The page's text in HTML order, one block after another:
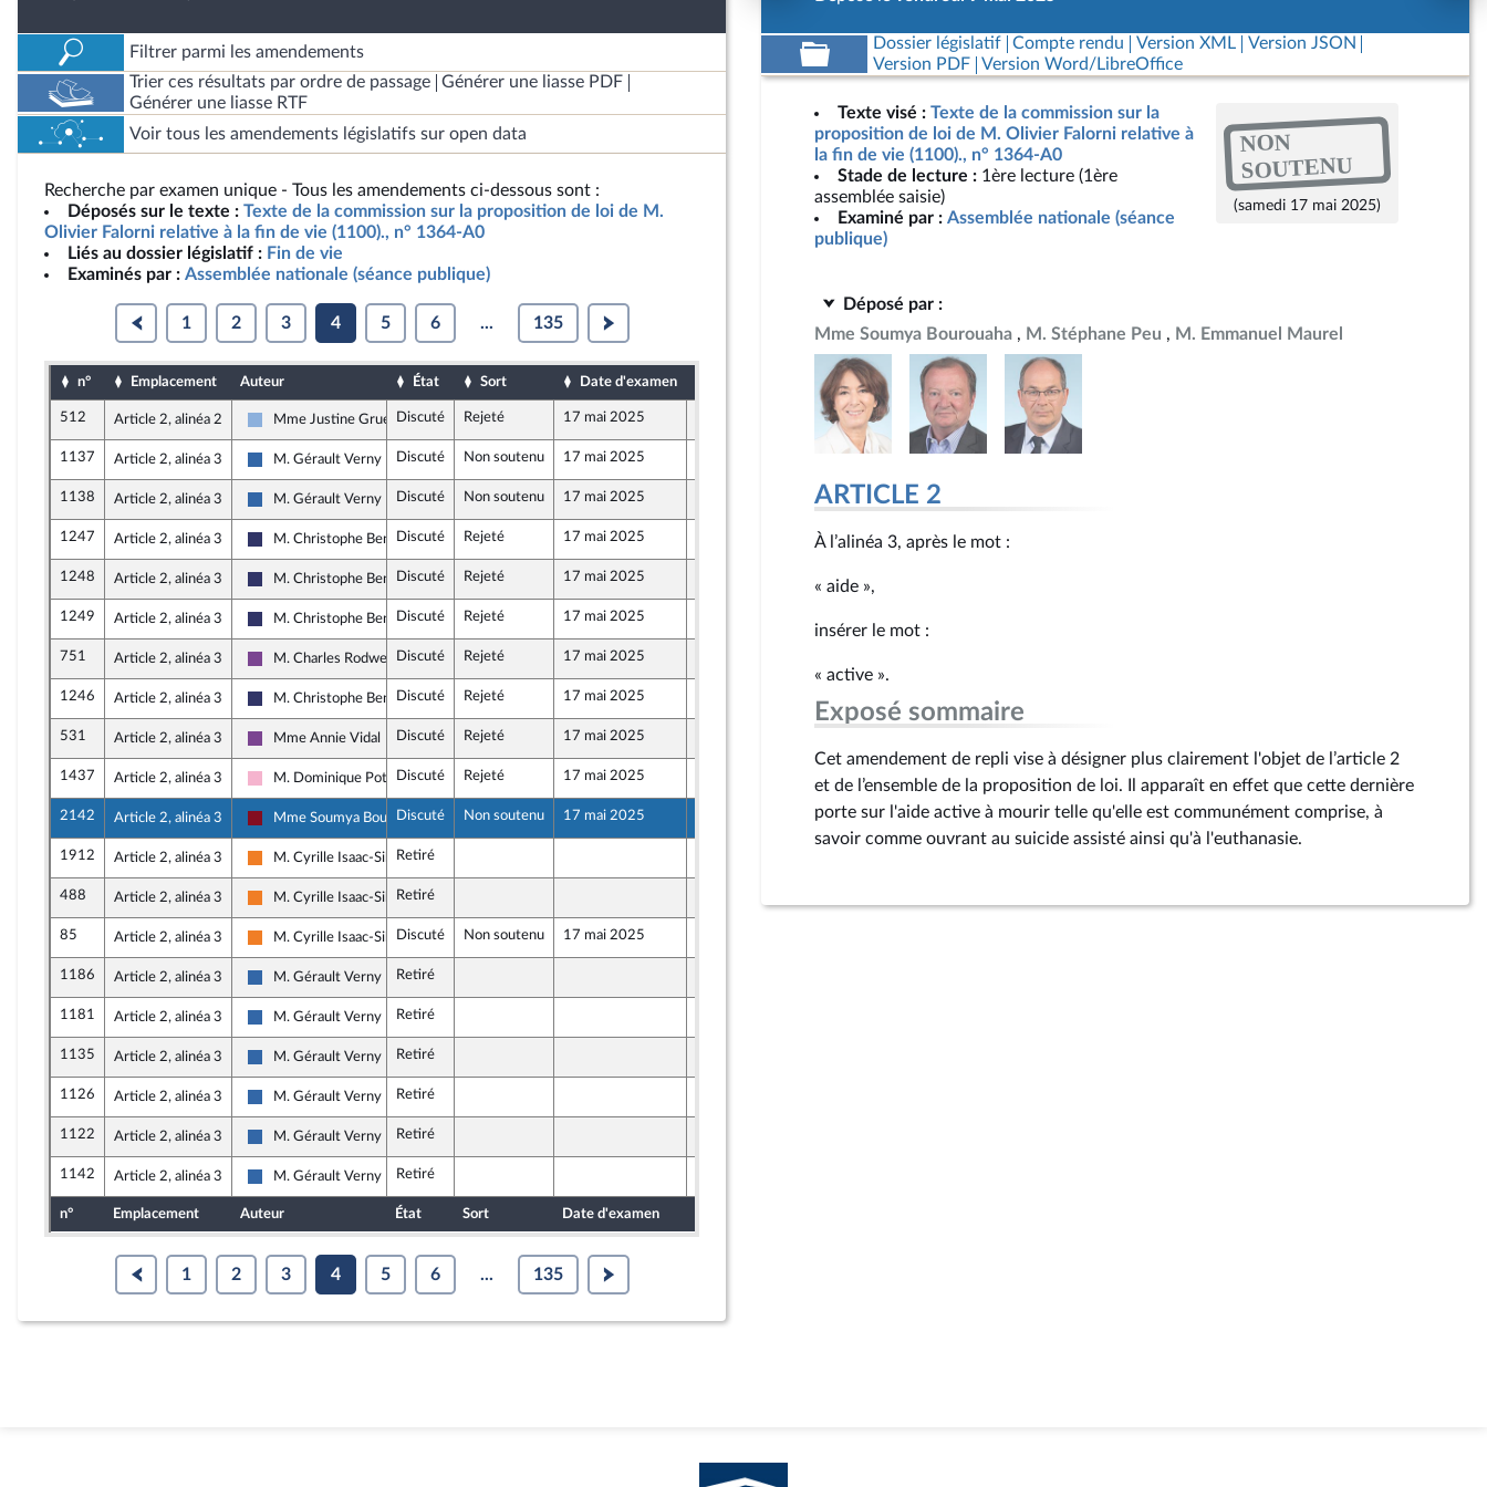
Filtrer parmi les amendements
Trier ces résultats par ordre de passage
Générer une liasse PDF
Générer une liasse RTF
Voir tous les amendements législatifs sur open data
Recherche par examen unique - Tous les amendements ci-dessous sont :
Déposés sur le texte : Texte de la commission sur la proposition de loi de M.
Olivier Falorni relative à la fin de vie (1100)., n° 1364-A0
Liés au dossier législatif : Fin de vie
Examinés par : Assemblée nationale (séance publique)
1 2 3 4 5 6 ... 135
n° Emplacement Auteur État Sort Date d'examen
512 Article 2, alinéa 2
Droite Républicaine
Mme Justine Gruet Discuté Rejeté 17 mai 2025
1137 Article 2, alinéa 3
UDR
M. Gérault Verny Discuté Non soutenu 17 mai 2025
1138 Article 2, alinéa 3
UDR
M. Gérault Verny Discuté Non soutenu 17 mai 2025
1247 Article 2, alinéa 3
Rassemblement National
M. Christophe BentzDiscuté Rejeté 17 mai 2025
1248 Article 2, alinéa 3
Rassemblement National
M. Christophe BentzDiscuté Rejeté 17 mai 2025
1249 Article 2, alinéa 3
Rassemblement National
M. Christophe BentzDiscuté Rejeté 17 mai 2025
751 Article 2, alinéa 3
Ensemble pour la République
M. Charles Rodwell Discuté Rejeté 17 mai 2025
1246 Article 2, alinéa 3
Rassemblement National
M. Christophe BentzDiscuté Rejeté 17 mai 2025
531 Article 2, alinéa 3
Ensemble pour la République
Mme Annie Vidal Discuté Rejeté 17 mai 2025
1437 Article 2, alinéa 3
Socialistes et apparentés
M. Dominique PotierDiscuté Rejeté 17 mai 2025
2142 Article 2, alinéa 3
Gauche Démocrate et Républicaine
Mme Soumya Bourouaha
Discuté Non soutenu 17 mai 2025
1912 Article 2, alinéa 3
Les Démocrates
M. Cyrille Isaac-SibilleRetiré
488 Article 2, alinéa 3
Les Démocrates
M. Cyrille Isaac-SibilleRetiré
85 Article 2, alinéa 3
Les Démocrates
M. Cyrille Isaac-SibilleDiscuté Non soutenu 17 mai 2025
1186 Article 2, alinéa 3
UDR
M. Gérault Verny Retiré
1181 Article 2, alinéa 3
UDR
M. Gérault Verny Retiré
1135 Article 2, alinéa 3
UDR
M. Gérault Verny Retiré
1126 Article 2, alinéa 3
UDR
M. Gérault Verny Retiré
1122 Article 2, alinéa 3
UDR
M. Gérault Verny Retiré
1142 Article 2, alinéa 3
UDR
M. Gérault Verny Retiré
n° Emplacement Auteur État Sort Date d'examen
1 2 3 4 5 6 ... 135
Dossier législatif Compte rendu Version XML
Version JSON
Version PDF
Version Word/LibreOffice
Texte visé : Texte de la commission sur la
proposition de loi de M. Olivier Falorni relative à
la fin de vie (1100)., n° 1364-A0
Stade de lecture : 1ère lecture (1ère
assemblée saisie)
Examiné par : Assemblée nationale (séance
publique)
NON
SOUTENU
(samedi 17 mai 2025)
Déposé par :
Mme Soumya Bourouaha
M. Stéphane Peu M. Emmanuel Maurel
ARTICLE 2
À l’alinéa 3, après le mot :
« aide »,
insérer le mot :
« active ».
Exposé sommaire
Cet amendement de repli vise à désigner plus clairement l'objet de l’article 2
et de l’ensemble de la proposition de loi. Il apparaît en effet que cette dernière
porte sur l'aide active à mourir telle qu'elle est communément comprise, à
savoir comme ouvrant au suicide assisté ainsi qu'à l'euthanasie.